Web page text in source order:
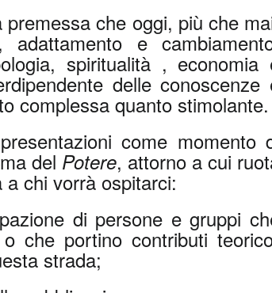
premessa che oggi, più che
e
spiritualità , economia
delle conoscenze
complessa quanto stimolante.
come momento
del Potere, attorno a cui
chi vorrà ospitarci:
di persone e gruppi
che portino contributi
strada;